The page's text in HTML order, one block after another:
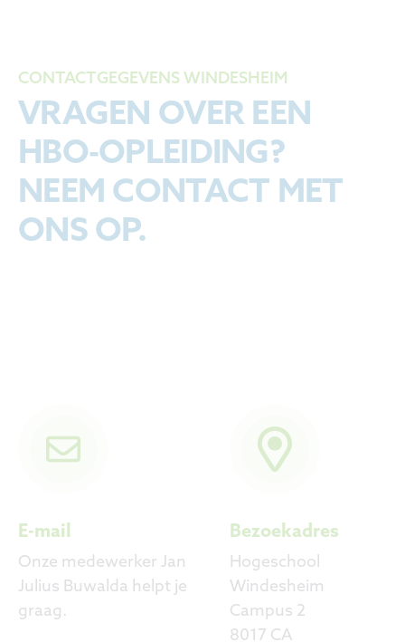
CONTACTGEGEVENS WINDESHEIM
VRAGEN OVER EEN
HBO-OPLEIDING?
NEEM CONTACT MET
ONS OP.
E-mail
Onze medewerker Jan
Julius Buwalda helpt je
graag.
Bezoekadres
Hogeschool
Windesheim
Campus 2
8017 CA